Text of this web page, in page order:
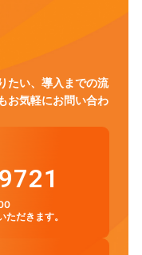
たい、導入までの流
お気軽にお問い合わ
だきます。